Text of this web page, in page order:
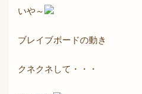
いや～
ブレイブボードの動き
クネクネして・・・